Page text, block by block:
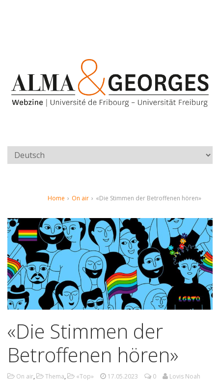
Home › On air › «Die Stimmen der Betroffenen hören»
«Die Stimmen der
Betroffenen hören»
On air, Thema, «Top» 17.05.2023 0
Lovis Noah